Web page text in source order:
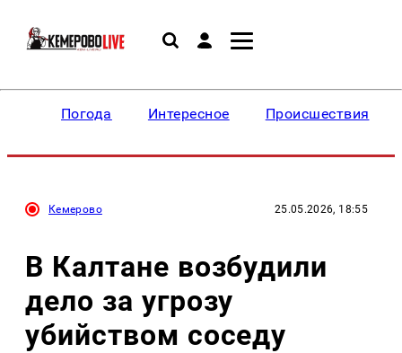
Погода Интересное Происшествия
Кемерово 25.05.2026, 18:55
В Калтане возбудили
дело за угрозу
убийством соседу